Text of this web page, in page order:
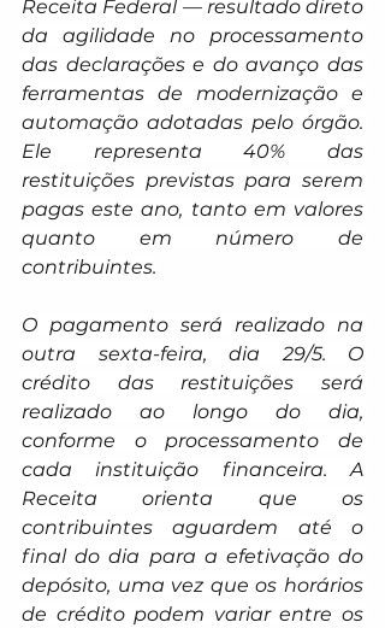
Receita Federal — resultado direto
da agilidade no processamento
das declarações e do avanço das
ferramentas de modernização e
automação adotadas pelo órgão.
Ele representa 40% das
restituições previstas para serem
pagas este ano, tanto em valores
quanto em número de
contribuintes.
O pagamento será realizado na
outra sexta-feira, dia 29/5. O
crédito das restituições será
realizado ao longo do dia,
conforme o processamento de
cada instituição financeira. A
Receita orienta que os
contribuintes aguardem até o
final do dia para a efetivação do
depósito, uma vez que os horários
de crédito podem variar entre os